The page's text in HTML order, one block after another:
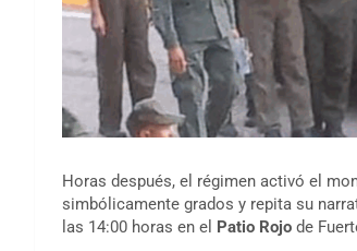
Horas después, el régimen activó el
simbólicamente grados y repita su
las 14:00 horas en el Patio Rojo de